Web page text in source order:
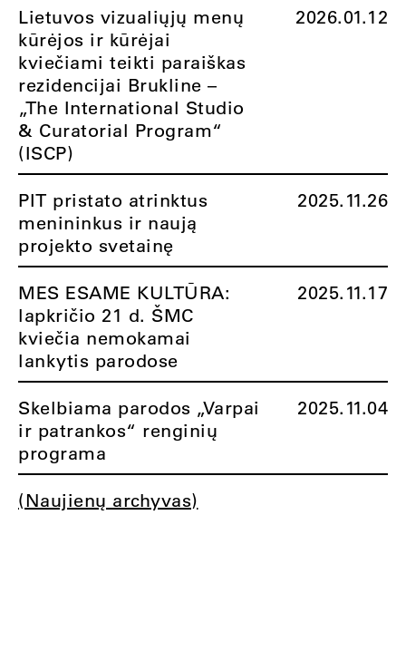
Lietuvos vizualiųjų menų
kūrėjos ir kūrėjai
kviečiami teikti paraiškas
rezidencijai Brukline –
„The International Studio
& Curatorial Program“
(ISCP)
2026.01.12
PIT pristato atrinktus
menininkus ir naują
projekto svetainę
2025.11.26
MES ESAME KULTŪRA:
lapkričio 21 d. ŠMC
kviečia nemokamai
lankytis parodose
2025.11.17
Skelbiama parodos „Varpai
ir patrankos“ renginių
programa
2025.11.04
(Naujienų archyvas)